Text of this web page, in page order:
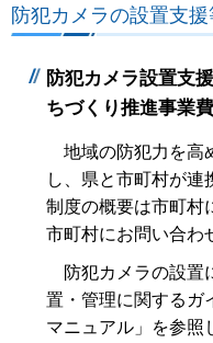
防犯カメラの設置支援
防犯カメラ設置支
ちづくり推進事業費
地域の防犯力を高
し、県と市町村が連
制度の概要は市町村
市町村にお問い合わ
防犯カメラの設置
置・管理に関するガ
マニュアル」を参照